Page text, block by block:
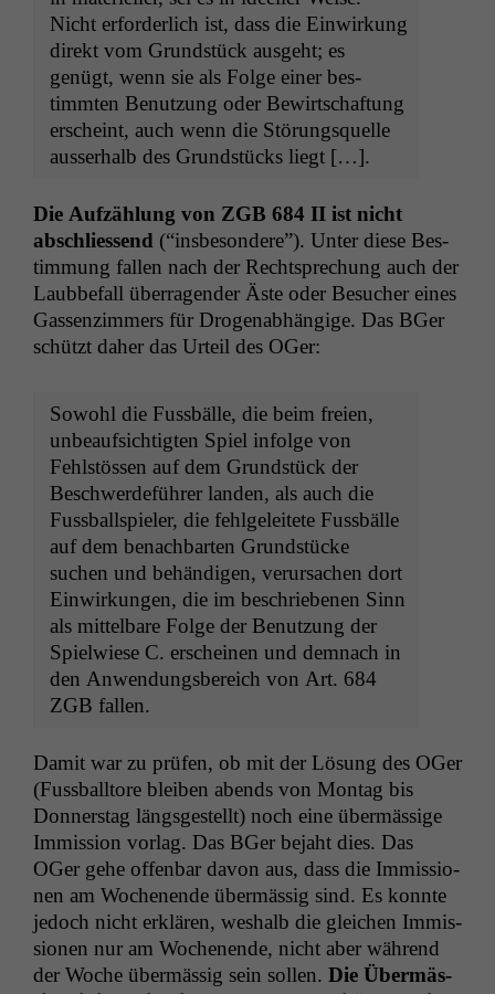
Nicht erforder­lich ist, dass die Ein­wirkung
direkt vom Grund­stück aus­ge­ht; es
genügt, wenn sie als Folge ein­er bes­
timmten Benutzung oder Bewirtschaf­tung
erscheint, auch wenn die Störungsquelle
ausser­halb des Grund­stücks liegt […].
Die Aufzäh­lung von ZGB 684 II ist nicht
abschliessend (“ins­beson­dere”). Unter diese Bes­
tim­mung fall­en nach der Recht­sprechung auch der
Laubbe­fall über­ra­gen­der Äste oder Besuch­er eines
Gassen­z­im­mers für Dro­gen­ab­hängige. Das BGer
schützt daher das Urteil des OGer:
Sowohl die Fuss­bälle, die beim freien,
unbeauf­sichtigten Spiel infolge von
Fehlstössen auf dem Grund­stück der
Beschw­erde­führer lan­den, als auch die
Fuss­ball­spiel­er, die fehlgeleit­ete Fuss­bälle
auf dem benach­barten Grund­stücke
suchen und behändi­gen, verur­sachen dort
Ein­wirkun­gen, die im beschriebe­nen Sinn
als mit­tel­bare Folge der Benutzung der
Spiel­wiese C. erscheinen und dem­nach in
den Anwen­dungs­bere­ich von Art. 684
ZGB fallen.
Damit war zu prüfen, ob mit der Lösung des OGer
(Fuss­ball­tore bleiben abends von Mon­tag bis
Don­ner­stag längs­gestellt) noch eine über­mäs­sige
Immis­sion vor­lag. Das BGer bejaht dies. Das
OGer gehe offen­bar davon aus, dass die Immis­sio­
nen am Woch­enende über­mäs­sig sind. Es kon­nte
jedoch nicht erk­lären, weshalb die gle­ichen Immis­
sio­nen nur am Woch­enende, nicht aber während
der Woche über­mäs­sig sein sollen. Die Über­mäs­